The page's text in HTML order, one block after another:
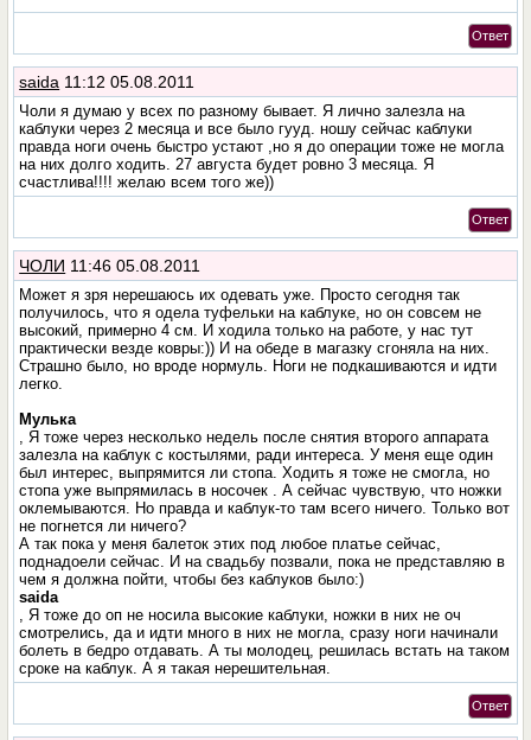
Ответ
saida 11:12 05.08.2011
Чоли я думаю у всех по разному бывает. Я лично залезла на
каблуки через 2 месяца и все было гууд. ношу сейчас каблуки
правда ноги очень быстро устают ,но я до операции тоже не могла
на них долго ходить. 27 августа будет ровно 3 месяца. Я
счастлива!!!! желаю всем того же))
Ответ
ЧОЛИ 11:46 05.08.2011
Может я зря нерешаюсь их одевать уже. Просто сегодня так
получилось, что я одела туфельки на каблуке, но он совсем не
высокий, примерно 4 см. И ходила только на работе, у нас тут
практически везде ковры:)) И на обеде в магазку сгоняла на них.
Страшно было, но вроде нормуль. Ноги не подкашиваются и идти
легко.
Мулька
, Я тоже через несколько недель после снятия второго аппарата
залезла на каблук с костылями, ради интереса. У меня еще один
был интерес, выпрямится ли стопа. Ходить я тоже не смогла, но
стопа уже выпрямилась в носочек . А сейчас чувствую, что ножки
оклемываются. Но правда и каблук-то там всего ничего. Только вот
не погнется ли ничего?
А так пока у меня балеток этих под любое платье сейчас,
поднадоели сейчас. И на свадьбу позвали, пока не представляю в
чем я должна пойти, чтобы без каблуков было:)
saida
, Я тоже до оп не носила высокие каблуки, ножки в них не оч
смотрелись, да и идти много в них не могла, сразу ноги начинали
болеть в бедро отдавать. А ты молодец, решилась встать на таком
сроке на каблук. А я такая нерешительная.
Ответ